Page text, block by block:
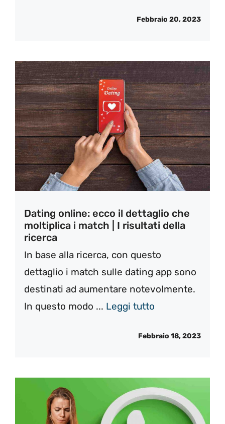
Febbraio 20, 2023
Dating online: ecco il dettaglio che
moltiplica i match | I risultati della
ricerca
In base alla ricerca, con questo
dettaglio i match sulle dating app sono
destinati ad aumentare notevolmente.
In questo modo ... Leggi tutto
Febbraio 18, 2023